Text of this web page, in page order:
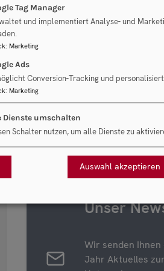
Metier - zur Seite zu
Dipl. Bw. Michaela
Unser
Wir senden
Jahr Aktuelles
Tag Manager
und implementiert Analyse- und
: Marketing
Ads
Conversion-Tracking und
: Marketing
Dienste umschalten
Schalter nutzen, um alle Dienste zu
Auswahl akzeptieren